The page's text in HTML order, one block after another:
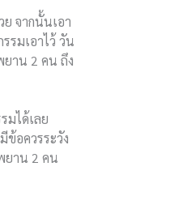
จากนั้นเอา
รมเอาไว้ วัน
าน 2 คน ถึง
มได้เลย
อควรระวัง
ยาน 2 คน